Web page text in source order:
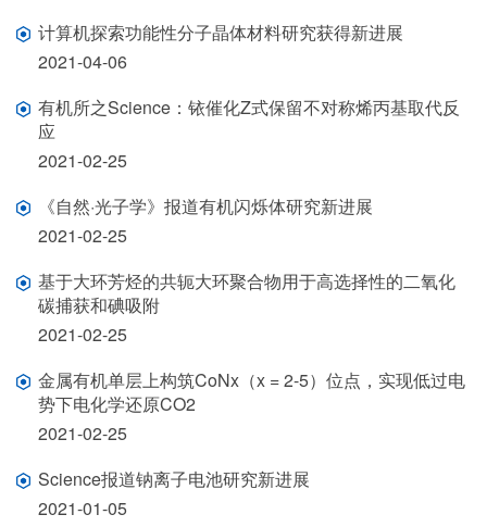
计算机探索功能性分子晶体材料研究获得新进展
2021-04-06
有机所之Science：铱催化Z式保留不对称烯丙基取代反
应
2021-02-25
《自然·光子学》报道有机闪烁体研究新进展
2021-02-25
基于大环芳烃的共轭大环聚合物用于高选择性的二氧化
碳捕获和碘吸附
2021-02-25
金属有机单层上构筑CoNx（x = 2-5）位点，实现低过电
势下电化学还原CO2
2021-02-25
Science报道钠离子电池研究新进展
2021-01-05